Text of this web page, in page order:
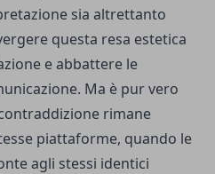
sia altrettanto
questa resa estetica
e abbattere le
Ma è pur vero
rimane
piattaforme, quando le
agli stessi identici